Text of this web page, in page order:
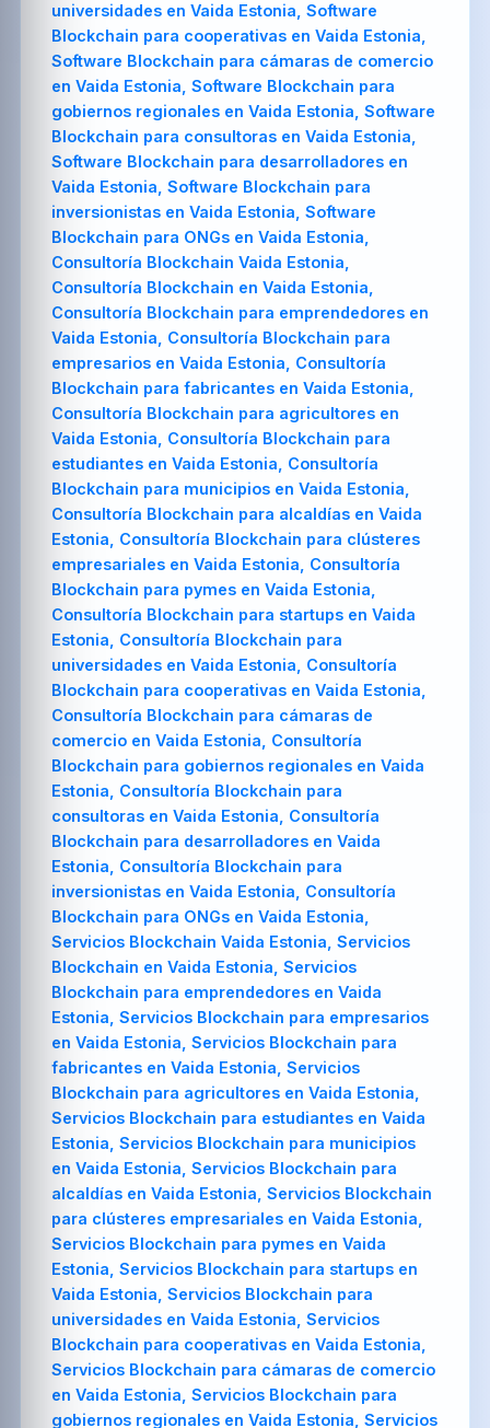
universidades en Vaida Estonia, Software
Blockchain para cooperativas en Vaida Estonia,
Software Blockchain para cámaras de comercio
en Vaida Estonia, Software Blockchain para
gobiernos regionales en Vaida Estonia, Software
Blockchain para consultoras en Vaida Estonia,
Software Blockchain para desarrolladores en
Vaida Estonia, Software Blockchain para
inversionistas en Vaida Estonia, Software
Blockchain para ONGs en Vaida Estonia,
Consultoría Blockchain Vaida Estonia,
Consultoría Blockchain en Vaida Estonia,
Consultoría Blockchain para emprendedores en
Vaida Estonia, Consultoría Blockchain para
empresarios en Vaida Estonia, Consultoría
Blockchain para fabricantes en Vaida Estonia,
Consultoría Blockchain para agricultores en
Vaida Estonia, Consultoría Blockchain para
estudiantes en Vaida Estonia, Consultoría
Blockchain para municipios en Vaida Estonia,
Consultoría Blockchain para alcaldías en Vaida
Estonia, Consultoría Blockchain para clústeres
empresariales en Vaida Estonia, Consultoría
Blockchain para pymes en Vaida Estonia,
Consultoría Blockchain para startups en Vaida
Estonia, Consultoría Blockchain para
universidades en Vaida Estonia, Consultoría
Blockchain para cooperativas en Vaida Estonia,
Consultoría Blockchain para cámaras de
comercio en Vaida Estonia, Consultoría
Blockchain para gobiernos regionales en Vaida
Estonia, Consultoría Blockchain para
consultoras en Vaida Estonia, Consultoría
Blockchain para desarrolladores en Vaida
Estonia, Consultoría Blockchain para
inversionistas en Vaida Estonia, Consultoría
Blockchain para ONGs en Vaida Estonia,
Servicios Blockchain Vaida Estonia, Servicios
Blockchain en Vaida Estonia, Servicios
Blockchain para emprendedores en Vaida
Estonia, Servicios Blockchain para empresarios
en Vaida Estonia, Servicios Blockchain para
fabricantes en Vaida Estonia, Servicios
Blockchain para agricultores en Vaida Estonia,
Servicios Blockchain para estudiantes en Vaida
Estonia, Servicios Blockchain para municipios
en Vaida Estonia, Servicios Blockchain para
alcaldías en Vaida Estonia, Servicios Blockchain
para clústeres empresariales en Vaida Estonia,
Servicios Blockchain para pymes en Vaida
Estonia, Servicios Blockchain para startups en
Vaida Estonia, Servicios Blockchain para
universidades en Vaida Estonia, Servicios
Blockchain para cooperativas en Vaida Estonia,
Servicios Blockchain para cámaras de comercio
en Vaida Estonia, Servicios Blockchain para
gobiernos regionales en Vaida Estonia, Servicios